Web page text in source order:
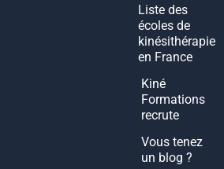
Liste des
écoles de
kinésithérapie
en France
Kiné
Formations
recrute
Vous tenez
un blog ?